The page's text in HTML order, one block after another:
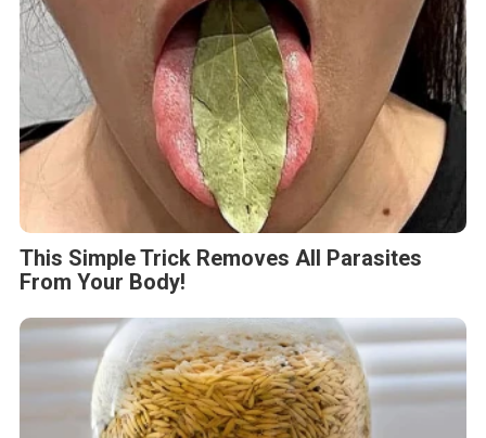
This Simple Trick Removes All Parasites
From Your Body!